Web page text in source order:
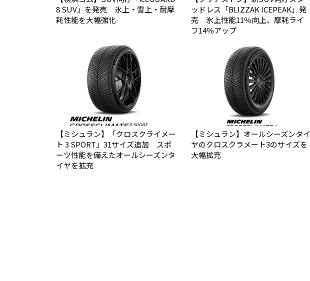
8 SUV」を発売 氷上・雪上・耐摩
耗性能を大幅強化
ッドレス「BLIZZAK ICEPEAK」発
売 氷上性能11％向上、摩耗ライ
フ14％アップ
【ミシュラン】「クロスクライメー
ト 3 SPORT」31サイズ追加 スポ
ーツ性能を備えたオールシーズンタ
イヤを拡充
【ミシュラン】オールシーズンタイ
ヤのクロスクラメート3のサイズを
大幅拡充